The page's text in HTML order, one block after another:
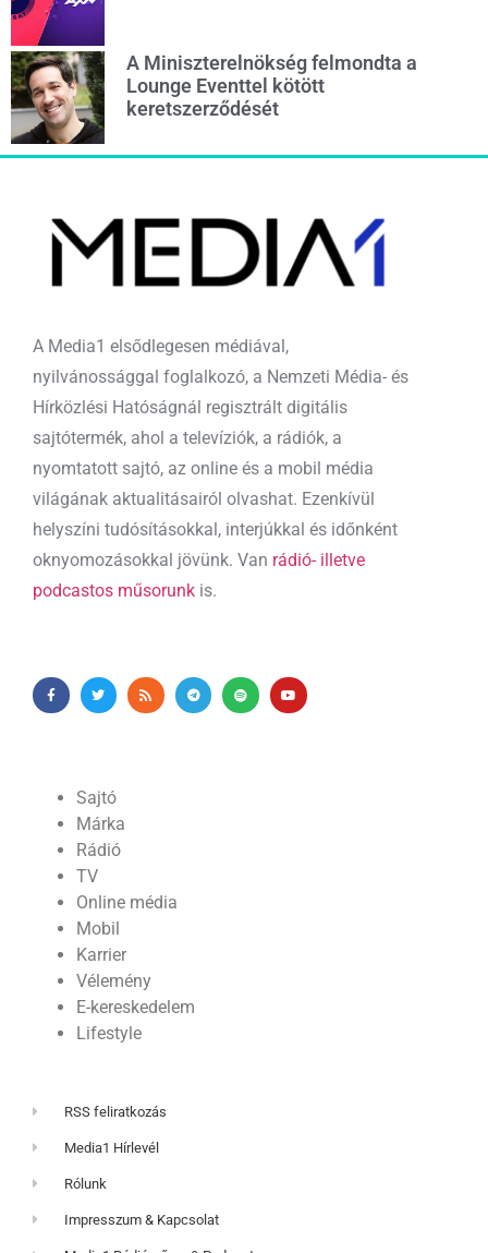
A Miniszterelnökség felmondta a
Lounge Eventtel kötött
keretszerződését
A Media1 elsődlegesen médiával,
nyilvánossággal foglalkozó, a Nemzeti Média- és
Hírközlési Hatóságnál regisztrált digitális
sajtótermék, ahol a televíziók, a rádiók, a
nyomtatott sajtó, az online és a mobil média
világának aktualitásairól olvashat. Ezenkívül
helyszíni tudósításokkal, interjúkkal és időnként
oknyomozásokkal jövünk. Van rádió- illetve
podcastos műsorunk is.
Sajtó
Márka
Rádió
TV
Online média
Mobil
Karrier
Vélemény
E-kereskedelem
Lifestyle
RSS feliratkozás
Media1 Hírlevél
Rólunk
Impresszum & Kapcsolat